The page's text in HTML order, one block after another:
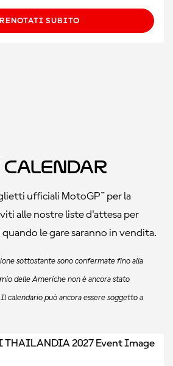
SUBITO
Calendar
ufficiali MotoGP™ per la
alle nostre liste d'attesa per
le gare saranno in vendita.
sottostante sono confermate fino alla
delle Americhe non è ancora stato
calendario può ancora essere soggetto a